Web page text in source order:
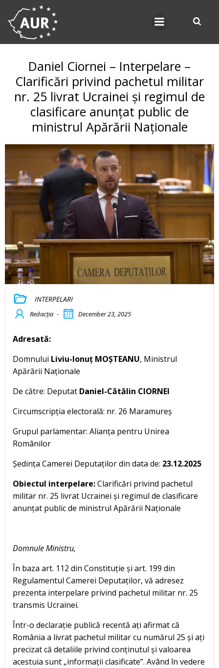
Daniel Ciornei – Interpelare –
Clarificări privind pachetul militar
nr. 25 livrat Ucrainei și regimul de
clasificare anunțat public de
ministrul Apărării Naționale
INTERPELARI
Redacția - December 23, 2025
Adresată:
Domnului Liviu-Ionuț MOȘTEANU, Ministrul
Apărării Naționale
De către: Deputat Daniel-Cătălin CIORNEI
Circumscripția electorală: nr. 26 Maramureș
Grupul parlamentar: Alianța pentru Unirea
Românilor
Ședința Camerei Deputaților din data de: 23.12.2025
Obiectul interpelare:Clarificări privind pachetul
militar nr. 25 livrat Ucrainei și regimul de clasificare
anunțat public de ministrul Apărării Naționale
Domnule Ministru,
În baza art. 112 din Constituție și art. 199 din
Regulamentul Camerei Deputaților, vă adresez
prezenta interpelare privind pachetul militar nr. 25
transmis Ucrainei.
Într-o declarație publică recentă ați afirmat că
România a livrat pachetul militar cu numărul 25 și ați
precizat că detaliile privind conținutul și valoarea
acestuia sunt „informații clasificate”. Având în vedere